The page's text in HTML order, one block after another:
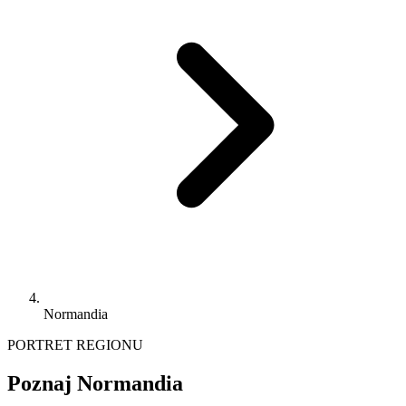
Normandia
PORTRET REGIONU
Poznaj Normandia